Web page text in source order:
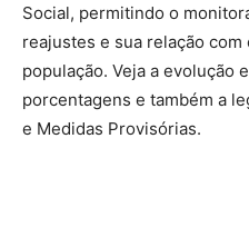
Social, permitindo o
reajustes e sua relação
população. Veja a evolução
porcentagens e também a
e Medidas Provisórias.